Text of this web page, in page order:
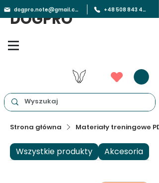
DOGPRO dogpro.note@gmail.com +48 508 843 450
Strona główna Materiały treningowe
Wszystkie produkty Akcesoria